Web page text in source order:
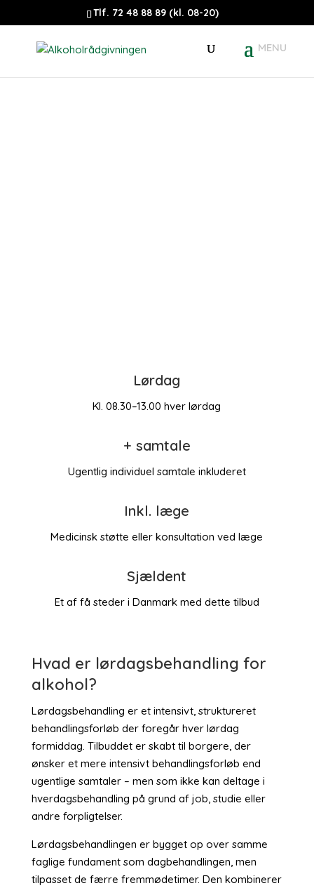
Tlf. 72 48 88 89 (kl. 08-20)
Lørdag
Kl. 08.30–13.00 hver lørdag
+ samtale
Ugentlig individuel samtale inkluderet
Inkl. læge
Medicinsk støtte eller konsultation ved læge
Sjældent
Et af få steder i Danmark med dette tilbud
Hvad er lørdagsbehandling for
alkohol?
Lørdagsbehandling er et intensivt, struktureret
behandlingsforløb der foregår hver lørdag
formiddag. Tilbuddet er skabt til borgere, der
ønsker et mere intensivt behandlingsforløb end
ugentlige samtaler – men som ikke kan deltage i
hverdagsbehandling på grund af job, studie eller
andre forpligtelser.
Lørdagsbehandlingen er bygget op over samme
faglige fundament som dagbehandlingen, men
tilpasset de færre fremmødetimer. Den kombinerer